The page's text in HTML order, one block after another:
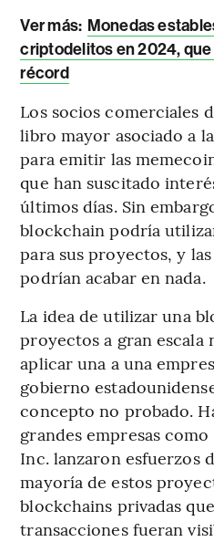
Ver más: Monedas
criptodelitos en 2024,
récord
Los socios comerciales
libro mayor asociado a
para emitir las
que han suscitado
últimos días. Sin
blockchain podría
para sus proyectos, y
podrían acabar en nada.
La idea de utilizar una
proyectos a gran escala
aplicar una a una
gobierno
concepto no probado.
grandes empresas
Inc. lanzaron esfuerzos
mayoría de estos
blockchains privadas
transacciones fueran